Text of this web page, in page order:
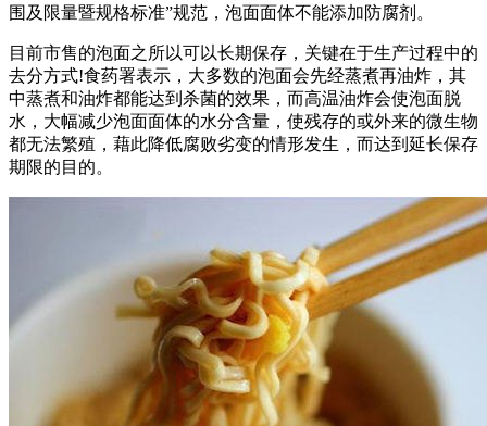
围及限量暨规格标准”规范，泡面面体不能添加防腐剂。
目前市售的泡面之所以可以长期保存，关键在于生产过程中的
去分方式!食药署表示，大多数的泡面会先经蒸煮再油炸，其
中蒸煮和油炸都能达到杀菌的效果，而高温油炸会使泡面脱
水，大幅减少泡面面体的水分含量，使残存的或外来的微生物
都无法繁殖，藉此降低腐败劣变的情形发生，而达到延长保存
期限的目的。